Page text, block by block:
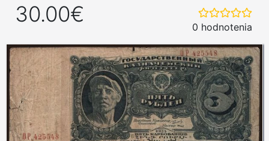
30.00€
0 hodnotenia